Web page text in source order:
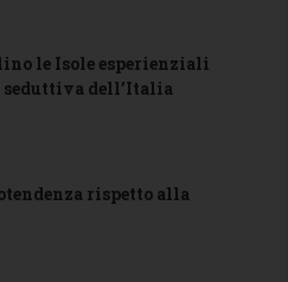
le Isole esperienziali
seduttiva dell’Italia
rispetto alla